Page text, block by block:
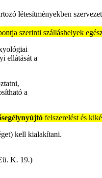
létesítményekben
szerinti szálláshelyek
ellátását a
a
felszerelést és
kell kialakítani.
K. 19.)